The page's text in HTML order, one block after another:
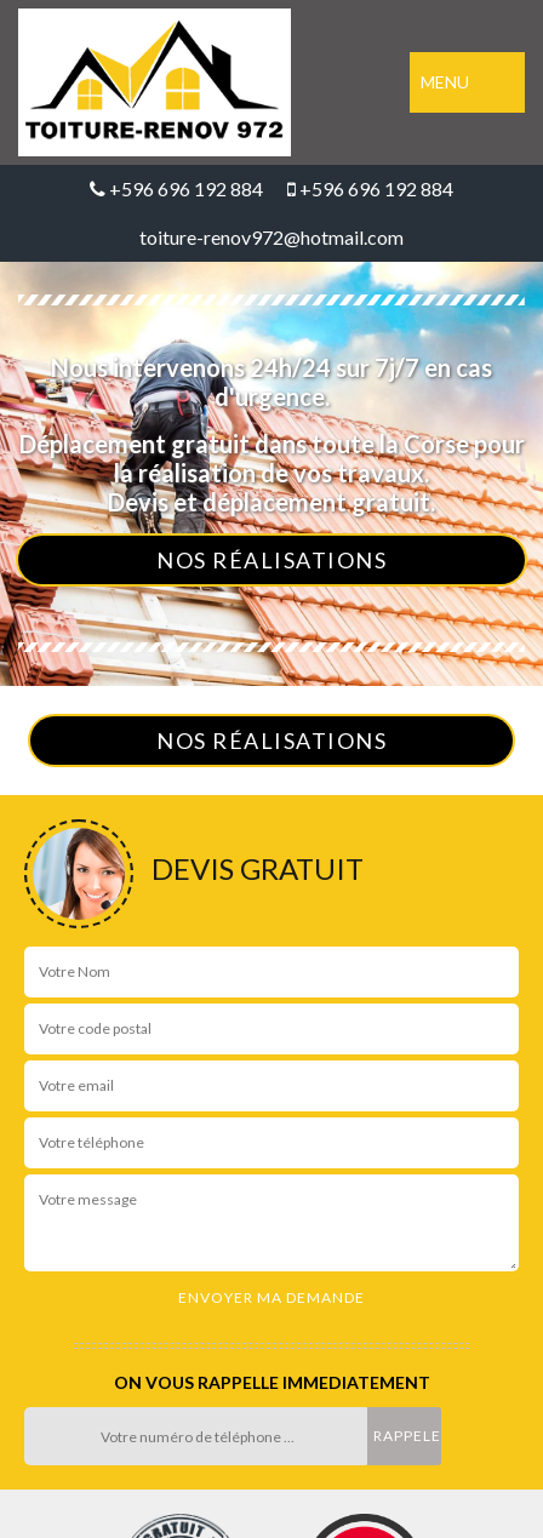
MENU
+596 696 192 884 +596 696 192 884
toiture-renov972@hotmail.com
Nous intervenons 24h/24 sur 7j/7 en cas
d'urgence.
Déplacement gratuit dans toute la Corse pour
la réalisation de vos travaux.
Devis et déplacement gratuit.
NOS RÉALISATIONS
NOS RÉALISATIONS
DEVIS GRATUIT
ON VOUS RAPPELLE IMMEDIATEMENT